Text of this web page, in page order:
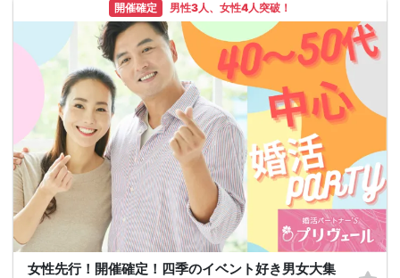
開催確定 男性3人、女性4人突破！
女性先行！開催確定！四季のイベント好き男女大集